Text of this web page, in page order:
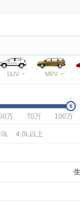
SUV MPV
万 70万 100万
4.0L以上